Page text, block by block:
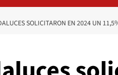
SOLICITARON EN 2024 UN